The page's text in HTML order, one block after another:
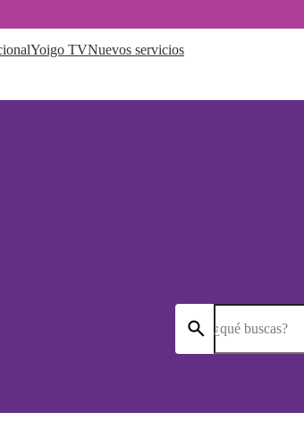
Yoigo TVNuevos servicios
¿qué buscas?